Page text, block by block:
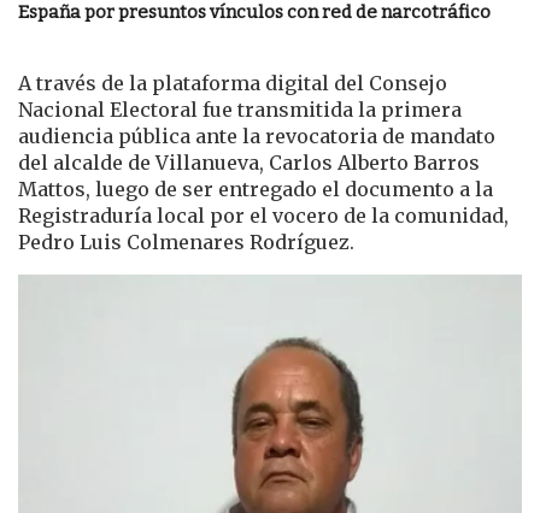
España por presuntos vínculos con red de narcotráfico
A través de la plataforma digital del Consejo
Nacional Electoral fue transmitida la primera
audiencia pública ante la revocatoria de mandato
del alcalde de Villanueva, Carlos Alberto Barros
Mattos, luego de ser entregado el documento a la
Registraduría local por el vocero de la comunidad,
Pedro Luis Colmenares Rodríguez.